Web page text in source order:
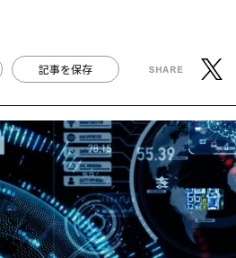
記事を保存